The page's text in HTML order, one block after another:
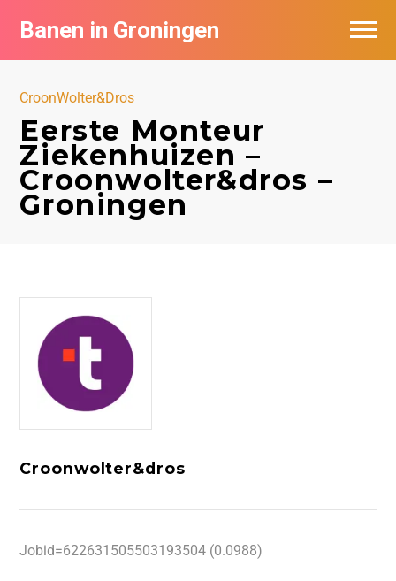
Banen in Groningen
CroonWolter&Dros
Eerste Monteur
Ziekenhuizen –
Croonwolter&dros –
Groningen
Croonwolter&dros
Jobid=622631505503193504 (0.0988)
Vacatures per bedrijf
Nieuwsbrief feed